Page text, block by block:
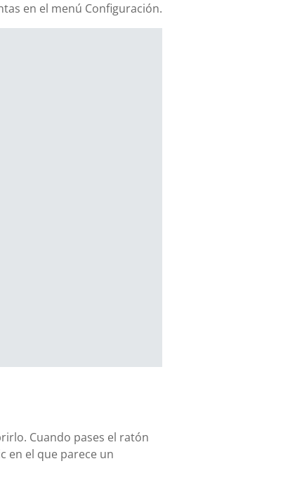
en el menú Configuración.
Cuando pases el ratón
en el que parece un